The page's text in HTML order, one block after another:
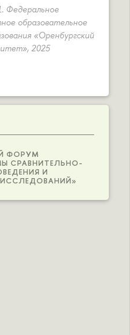
Федеральное
образовательное
«Оренбургский
2025
ФОРУМ
СРАВНИТЕЛЬНО-
И